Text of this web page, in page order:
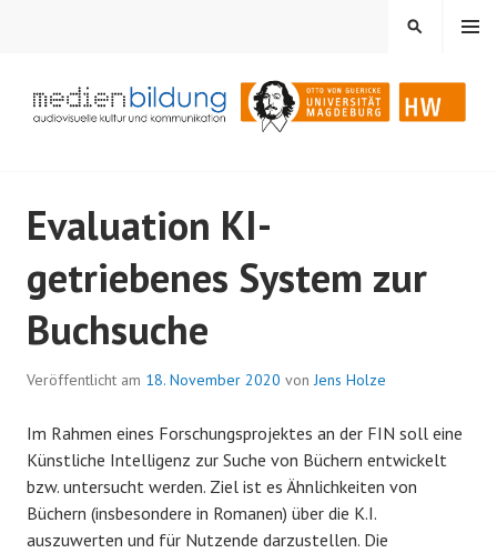
Audiovisuelle Kultur und Kommunikation
MENÜ
SUCHEN
Evaluation KI-
getriebenes System zur
Buchsuche
Veröffentlicht am 18. November 2020 vonJens Holze
Im Rahmen eines Forschungsprojektes an der FIN soll eine
Künstliche Intelligenz zur Suche von Büchern entwickelt
bzw. untersucht werden. Ziel ist es Ähnlichkeiten von
Büchern (insbesondere in Romanen) über die K.I.
auszuwerten und für Nutzende darzustellen. Die